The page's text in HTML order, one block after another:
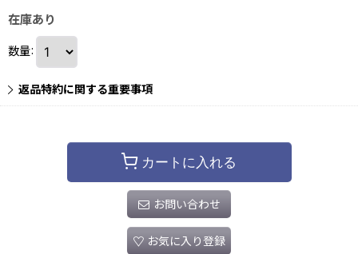
在庫あり
数量:
返品特約に関する重要事項
カートに入れる
お問い合わせ
お気に入り登録